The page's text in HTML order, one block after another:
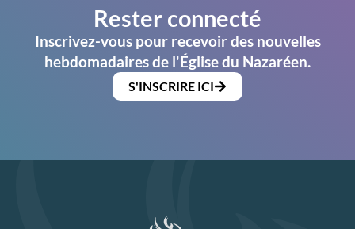
Rester connecté
Inscrivez-vous pour recevoir des nouvelles
hebdomadaires de l'Église du Nazaréen.
S'INSCRIRE ICI